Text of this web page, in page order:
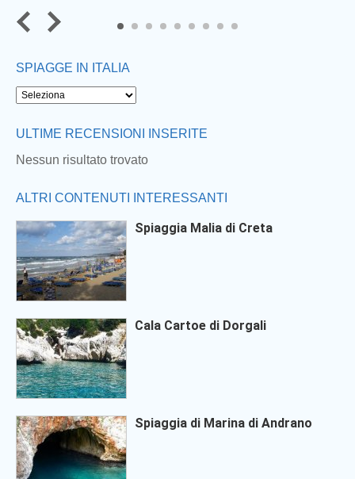
8
SPIAGGE IN ITALIA
ULTIME RECENSIONI INSERITE
Nessun risultato trovato
ALTRI CONTENUTI INTERESSANTI
Spiaggia Malia di Creta
Cala Cartoe di Dorgali
Spiaggia di Marina di Andrano